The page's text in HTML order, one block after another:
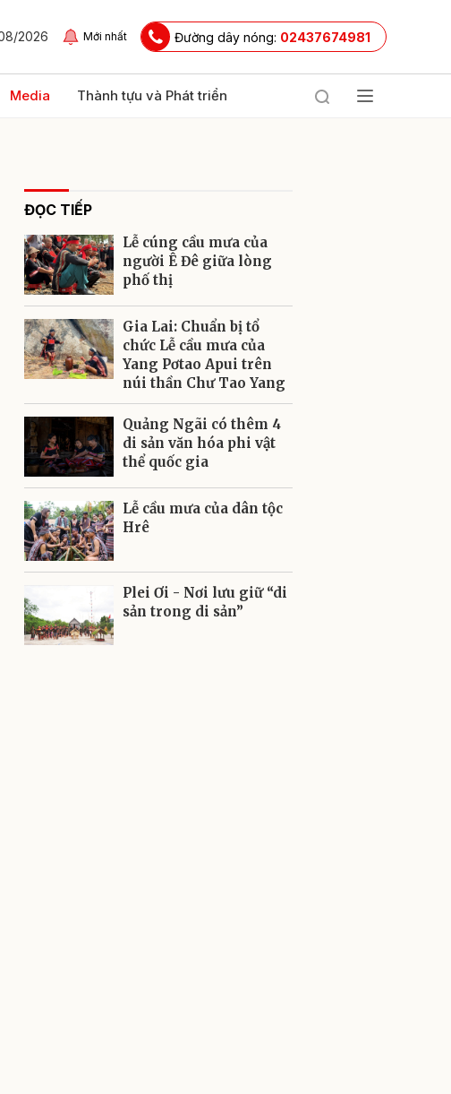
2026 Mới nhất Đường dây nóng: 02437674981
Media Thành tựu và Phát triển
ĐỌC TIẾP
Lễ cúng cầu mưa của
người Ê Đê giữa lòng
phố thị
Gia Lai: Chuẩn bị tổ
chức Lễ cầu mưa của
Yang Pơtao Apui trên
núi thần Chư Tao Yang
Quảng Ngãi có thêm 4
di sản văn hóa phi vật
thể quốc gia
Lễ cầu mưa của dân tộc
Hrê
Plei Ơi - Nơi lưu giữ “di
sản trong di sản”
Gửi